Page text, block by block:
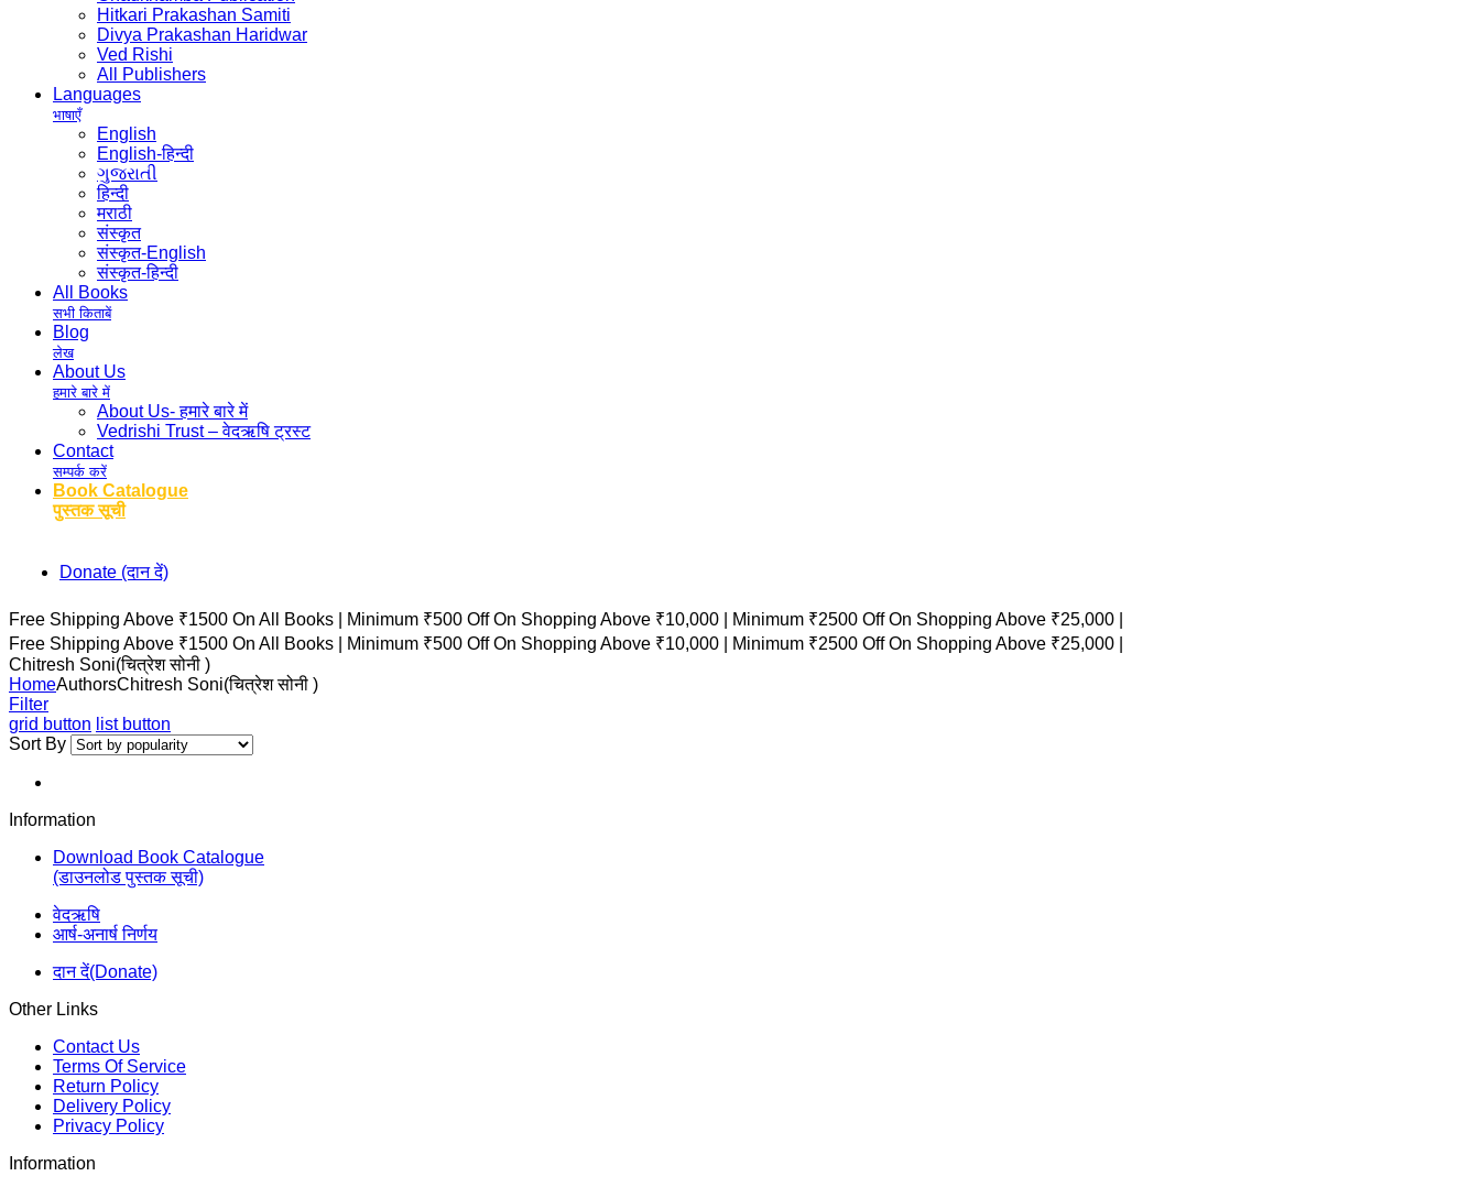
Hitkari Prakashan Samiti
Divya Prakashan Haridwar
Ved Rishi
All Publishers
Languages
भाषाएँ
English
English-हिन्दी
ગુજરાતી
हिन्दी
मराठी
संस्कृत
संस्कृत-English
संस्कृत-हिन्दी
All Books
सभी किताबें
Blog
लेख
About Us
हमारे बारे में
About Us- हमारे बारे में
Vedrishi Trust – वेदऋषि ट्रस्ट
Contact
सम्पर्क करें
Book Catalogue
पुस्तक सूची
Donate (दान दें)
Free Shipping Above ₹1500 On All Books | Minimum ₹500 Off On Shopping Above ₹10,000 |
Minimum ₹2500 Off On Shopping Above ₹25,000 |
Free Shipping Above ₹1500 On All Books |
Minimum ₹500 Off On Shopping Above ₹10,000 |
Minimum ₹2500 Off On Shopping Above ₹25,000 |
Chitresh Soni(चित्रेश सोनी )
HomeAuthorsChitresh Soni(चित्रेश सोनी )
Filter
grid button list button
Sort By
Information
Download Book Catalogue
(डाउनलोड पुस्तक सूची)
वेदऋषि
आर्ष-अनार्ष निर्णय
दान दें(Donate)
Other Links
Contact Us
Terms Of Service
Return Policy
Delivery Policy
Privacy Policy
Information